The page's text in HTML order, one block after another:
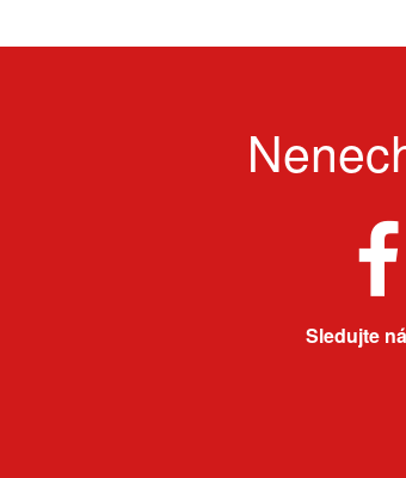
Sledujte